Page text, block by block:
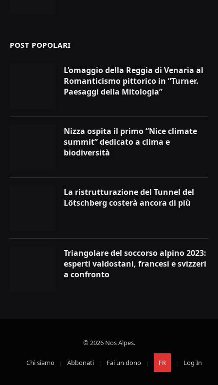
POST POPOLARI
L’omaggio della Reggia di Venaria al
Romanticismo pittorico in “Turner.
Paesaggi della Mitologia”
Nizza ospita il primo “Nice climate
summit” dedicato a clima e
biodiversità
La ristrutturazione del Tunnel del
Lötschberg costerà ancora di più
Triangolare del soccorso alpino 2023:
esperti valdostani, francesi e svizzeri
a confronto
© 2026 Nos Alpes.
Chi siamo Abbonati Fai un dono FR Log In